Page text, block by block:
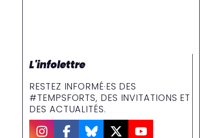
L'infolettre
RESTEZ INFORMÉ·ES DES
#TEMPSFORTS, DES INVITATIONS ET
DES ACTUALITÉS.